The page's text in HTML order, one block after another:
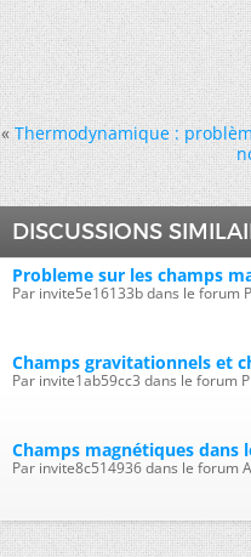
« Thermodynamique :
DISCUSSIONS
Probleme sur les champs
Par invite5e16133b dans le forum
Champs gravitationnels et
Par invite1ab59cc3 dans le forum
Champs magnétiques dans
Par invite8c514936 dans le forum